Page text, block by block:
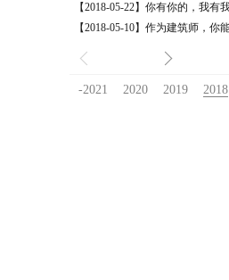
【2018-05-22】你有你的，我有
【2018-05-10】作为建筑师，你
-2021 2020 2019 2018